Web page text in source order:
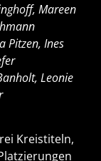
Mareen
Pitzen, Ines
Leonie
Kreistiteln,